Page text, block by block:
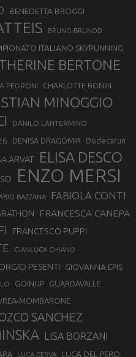
BENEDETTA BROGGI
BRUNO BRUNOD
ITALIANO SKYRUNNING
BERTONE
PEDRONI CHARLOTTE BONIN
MINOGGIO
DANILO LANTERMINO
DENISA DRAGOMIR Dodecarun
ARVAT ELISA DESCO
ENZO MERSI
BAZZANA FABIOLA CONTI
FRANCESCA CANEPA
FRANCESCO PUPPI
GIANLUCA GHIANO
PESENTI GIOVANNA EPIS
GOINUP GUARDAVALLE
MOMBARONE
SANCHEZ
LISA BORZANI
LUCA CERVA LUCA DEL PERO